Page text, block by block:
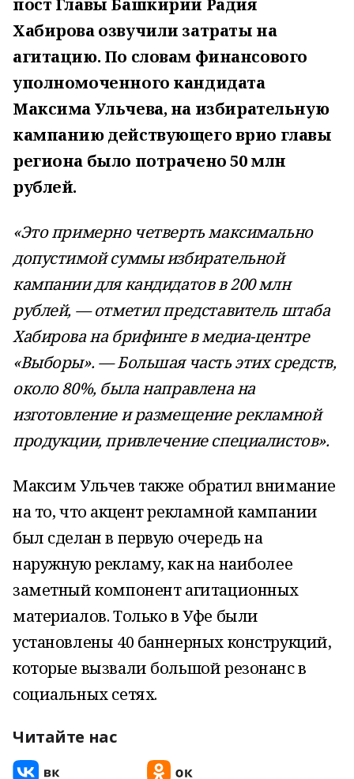
пост Главы Башкирии Радия
Хабирова озвучили затраты на
агитацию. По словам финансового
уполномоченного кандидата
Максима Ульчева, на избирательную
кампанию действующего врио главы
региона было потрачено 50 млн
рублей.
«Это примерно четверть максимально
допустимой суммы избирательной
кампании для кандидатов в 200 млн
рублей, — отметил представитель штаба
Хабирова на брифинге в медиа-центре
«Выборы». — Большая часть этих средств,
около 80%, была направлена на
изготовление и размещение рекламной
продукции, привлечение специалистов».
Максим Ульчев также обратил внимание
на то, что акцент рекламной кампании
был сделан в первую очередь на
наружную рекламу, как на наиболее
заметный компонент агитационных
материалов. Только в Уфе были
установлены 40 баннерных конструкций,
которые вызвали большой резонанс в
социальных сетях.
Читайте нас